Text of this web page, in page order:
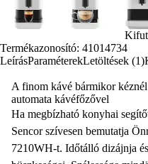
Termékazonosító: 41014734
LeírásParaméterekLetöltések (1)
A finom kávé bármikor
automata kávéfőzővel
Ha megbízható konyhai
Sencor szívesen bemutatja
7210WH-t. Időtálló dizájnja